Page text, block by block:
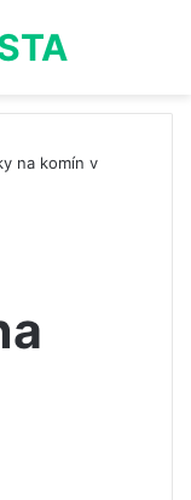
na komín v